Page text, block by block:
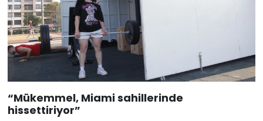
“Mükemmel, Miami sahillerinde
hissettiriyor”